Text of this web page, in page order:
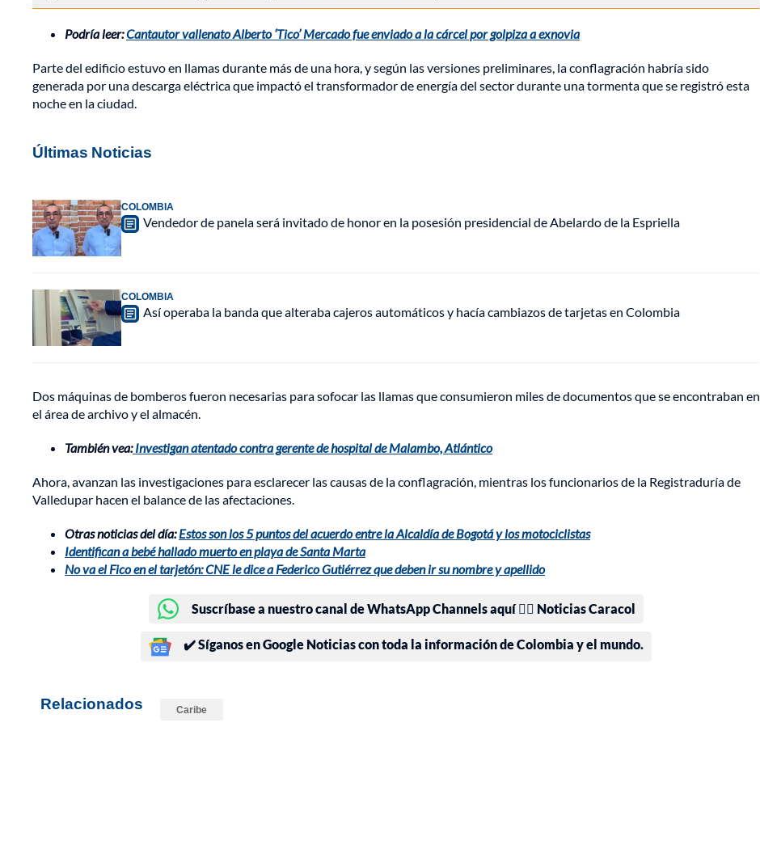
Podría leer:Cantautor vallenato Alberto ‘Tico’ Mercado fue enviado a la cárcel por golpiza a exnovia
Parte del edificio estuvo en llamas durante más de una hora, y según las versiones preliminares, la conflagración habría sido
generada por una descarga eléctrica que impactó el transformador de energía del sector durante una tormenta que se registró esta
noche en la ciudad.
Últimas Noticias
COLOMBIA
Vendedor de panela será invitado de honor en la posesión presidencial de Abelardo de la Espriella
COLOMBIA
Así operaba la banda que alteraba cajeros automáticos y hacía cambiazos de tarjetas en Colombia
Dos máquinas de bomberos fueron necesarias para sofocar las llamas que consumieron miles de documentos que se encontraban en
el área de archivo y el almacén.
También vea:Investigan atentado contra gerente de hospital de Malambo, Atlántico
Ahora, avanzan las investigaciones para esclarecer las causas de la conflagración, mientras los funcionarios de la Registraduría de
Valledupar hacen el balance de las afectaciones.
Otras noticias del día:Estos son los 5 puntos del acuerdo entre la Alcaldía de Bogotá y los motociclistas
Identifican a bebé hallado muerto en playa de Santa Marta
No va el Fico en el tarjetón: CNE le dice a Federico Gutiérrez que deben ir su nombre y apellido
Suscríbase a nuestro canal de WhatsApp Channels aquí 👉🏻 Noticias Caracol
✔️ Síganos en Google Noticias con toda la información de Colombia y el mundo.
Relacionados Caribe